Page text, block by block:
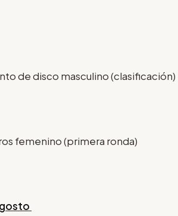
de disco masculino (clasificación)
femenino (primera ronda)